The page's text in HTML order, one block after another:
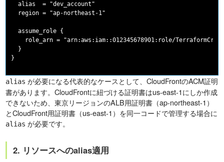
  alias  = "dev_account"
  region = "ap-northeast-1"
  assume_role {
role_arn = "arn:aws:iam::012345678901:role/
  }
alias が必要になる代表的なケースとして、CloudFrontのACM証明
書があります。CloudFrontに紐づける証明書はus-east-1にしか作成
できないため、東京リージョンのALB用証明書（ap-northeast-1）
とCloudFront用証明書（us-east-1）を同一コードで管理する場合に
alias が必要です。
2. リソースへのalias適用